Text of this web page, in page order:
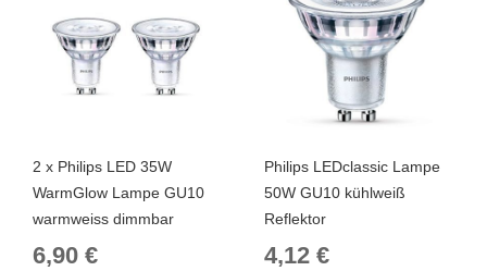
2 x Philips LED 35W
WarmGlow Lampe GU10
warmweiss dimmbar
6,90 €
Philips LEDclassic Lampe
50W GU10 kühlweiß
Reflektor
4,12 €